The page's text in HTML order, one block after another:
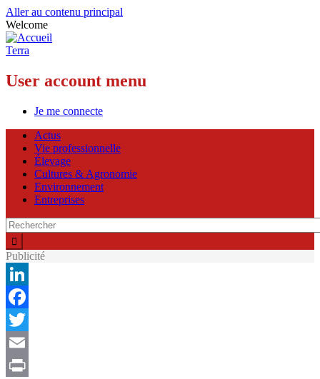
Aller au contenu principal
Welcome
Terra
User account menu
Je me connecte
Actus
Vie professionnelle
Élevage
Cultures & Agronomie
Environnement
Entreprises
Publicité
LinkedIn
Facebook
Twitter
Email